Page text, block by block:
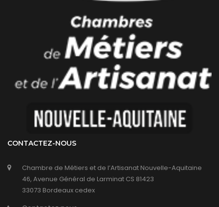
CONTACTEZ-NOUS
Chambre de Métiers et de l’Artisanat Nouvelle-Aquitaine
46, Avenue Général de Larminat CS 81423
33073 Bordeaux cedex